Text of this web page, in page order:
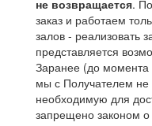
не возвращается.
заказ и работаем
залов - реализовать
представляется
Заранее (до
мы с Получателем не
необходимую для
запрещено законом